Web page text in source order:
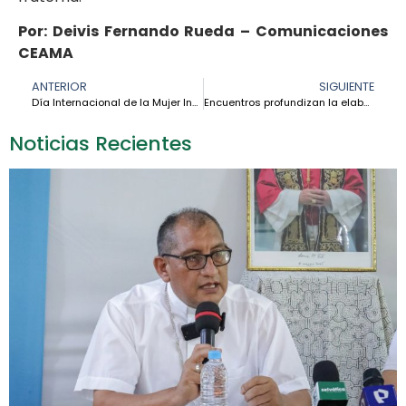
Noticias Recientes
Por: Deivis Fernando Rueda – Comunicaciones
CEAMA
ANTERIOR
Día Internacional de la Mujer Indígena: En la voz de las mujeres indígenas late la sabiduría de la Amazonía – Patricia Gualinga
SIGUIENTE
Encuentros profundizan la elaboración de las Prioridades Apostólicas Sinodales de la CEAMA